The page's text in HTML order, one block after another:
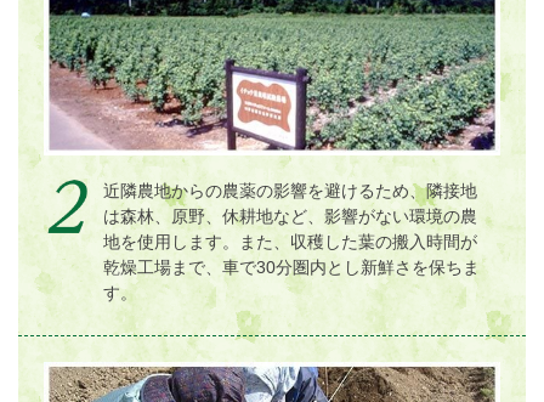
近隣農地からの農薬の影響を避けるため、隣接地
は森林、原野、休耕地など、影響がない環境の農
地を使用します。また、収穫した葉の搬入時間が
乾燥工場まで、車で30分圏内とし新鮮さを保ちま
す。